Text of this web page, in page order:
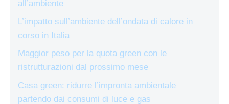
all’ambiente
L’impatto sull’ambiente dell’ondata di calore in
corso in Italia
Maggior peso per la quota green con le
ristrutturazioni dal prossimo mese
Casa green: ridurre l’impronta ambientale
partendo dai consumi di luce e gas